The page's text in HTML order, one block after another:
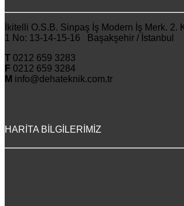
İkitelli O.S.B. Sinpaş İş Modern İş Merk. 2.
1 No: 13-14-15-16 Başakşehir / İstanbul
T 0212 659 3283
F 0212 659 3284
M info@dehateknik.com.tr
HARİTA BİLGİLERİMİZ